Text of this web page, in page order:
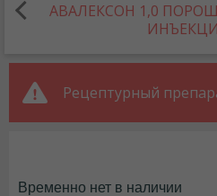
АВАЛЕКСОН 1,0
Рецептурный
Временно нет в наличии